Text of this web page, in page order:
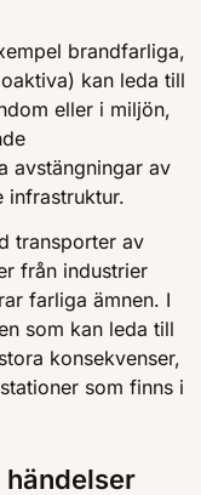
brandfarliga,
kan leda till
eller i miljön,
avstängningar av
infrastruktur.
transporter av
från industrier
farliga ämnen. I
som kan leda till
konsekvenser,
som finns i